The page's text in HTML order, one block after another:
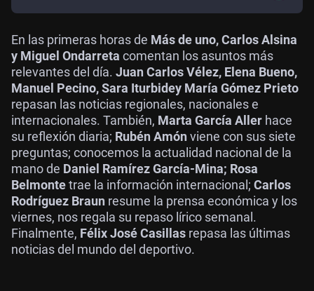
En las primeras horas de Más de uno, Carlos Alsina
y Miguel Ondarreta comentan los asuntos más
relevantes del día. Juan Carlos Vélez, Elena Bueno,
Manuel Pecino, Sara Iturbidey María Gómez Prieto
repasan las noticias regionales, nacionales e
internacionales. También, Marta García Aller hace
su reflexión diaria; Rubén Amónviene con sus siete
preguntas; conocemos la actualidad nacional de la
mano de Daniel Ramírez García-Mina; Rosa
Belmontetrae la información internacional; Carlos
Rodríguez Braun resume la prensa económica y los
viernes, nos regala su repaso lírico semanal.
Finalmente, Félix José Casillas repasa las últimas
noticias del mundo del deportivo.